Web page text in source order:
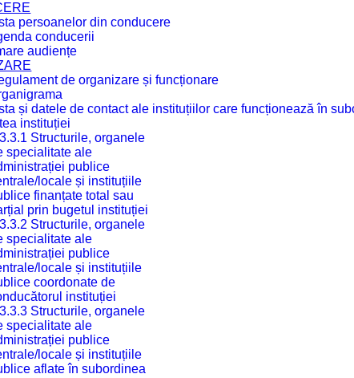
persoanelor din conducere
conducerii
audiențe
de organizare și funcționare
și datele de contact ale instituțiilor care funcționează în
instituției
Structurile, organele
specialitate ale
publice
locale și instituțiile
finanțate total sau
prin bugetul instituției
Structurile, organele
specialitate ale
publice
locale și instituțiile
coordonate de
instituției
Structurile, organele
specialitate ale
publice
locale și instituțiile
aflate în subordinea